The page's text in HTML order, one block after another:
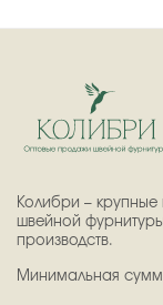
Колибри – крупные
швейной
производств.
Минимальная